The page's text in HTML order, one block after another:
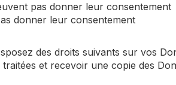
pas donner leur consentement
donner leur consentement
des droits suivants sur vos
et recevoir une copie des